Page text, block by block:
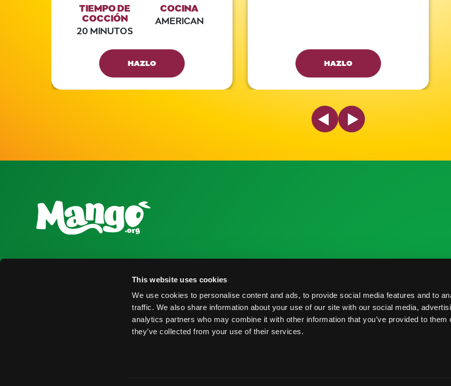
This website uses cookies
We use cookies to personalise content and ads, to provide social media features and to
traffic. We also share information about your use of our site with our social media,
analytics partners who may combine it with other information that you’ve provided to them
they’ve collected from your use of their services.
TIEMPO DE
COCCIÓN
20 MINUTOS
COCINA
AMERICAN
HAZLO HAZLO
Previous SlideNext Slide
National Mango Board
Recursos para la Industria
Obtener Informe de Cosecha
Encontrar Proveedores
Eventos
Recursos de Investigación
Informe de Cosecha
Prácticas Postcosecha